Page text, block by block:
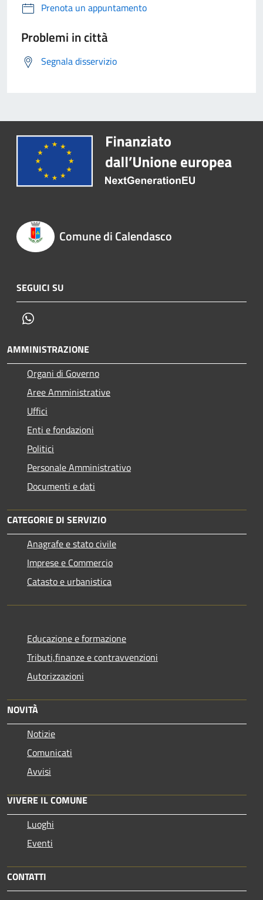
Prenota un appuntamento
Problemi in città
Segnala disservizio
Comune di Calendasco
SEGUICI SU
AMMINISTRAZIONE
Organi di Governo
Aree Amministrative
Uffici
Enti e fondazioni
Politici
Personale Amministrativo
Documenti e dati
CATEGORIE DI SERVIZIO
Anagrafe e stato civile
Imprese e Commercio
Catasto e urbanistica
Educazione e formazione
Tributi,finanze e contravvenzioni
Autorizzazioni
NOVITÀ
Notizie
Comunicati
Avvisi
VIVERE IL COMUNE
Luoghi
Eventi
CONTATTI